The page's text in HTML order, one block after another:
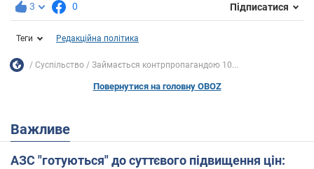
3 0 Підписатися
Теги Редакційна політика
Суспільство Займається контрпропагандою 10...
Повернутися на головну OBOZ
Важливе
АЗС "готуються" до суттєвого підвищення цін: